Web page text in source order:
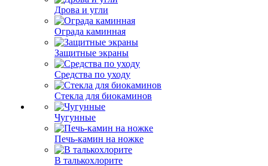
Дрова и угли
Ограда каминная
Защитные экраны
Средства по уходу
Стекла для биокаминов
Чугунные
Печь-камин на ножке
В талькохлорите